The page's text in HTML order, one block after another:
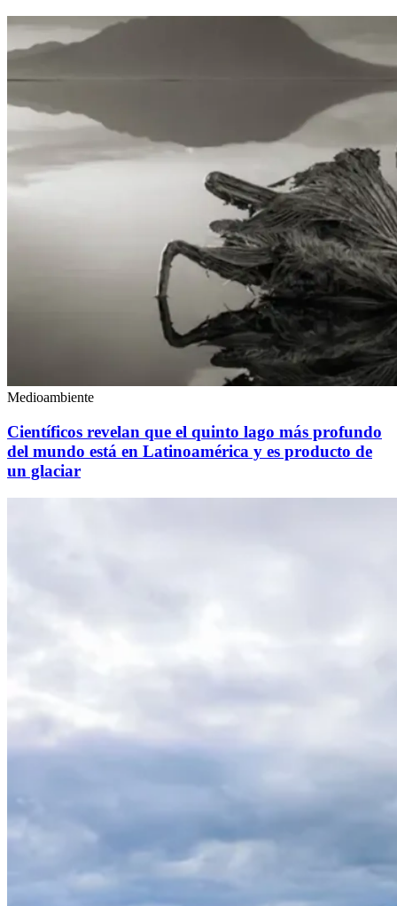
Medioambiente
Científicos revelan que el quinto lago más profundo
del mundo está en Latinoamérica y es producto de
un glaciar